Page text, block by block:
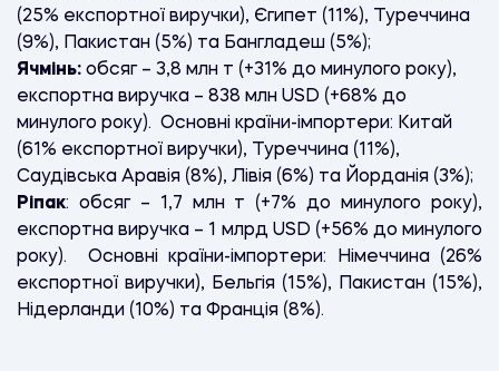
(25% експортної виручки), Єгипет (11%), Туреччина
(9%), Пакистан (5%) та Бангладеш (5%);
Ячмінь: обсяг – 3,8 млн т (+31% до минулого року),
експортна виручка – 838 млн USD (+68% до
минулого року). Основні країни-імпортери: Китай
(61% експортної виручки), Туреччина (11%),
Саудівська Аравія (8%), Лівія (6%) та Йорданія (3%);
Ріпак: обсяг – 1,7 млн т (+7% до минулого року),
експортна виручка – 1 млрд USD (+56% до минулого
року). Основні країни-імпортери: Німеччина (26%
експортної виручки), Бельгія (15%), Пакистан (15%),
Нідерланди (10%) та Франція (8%).